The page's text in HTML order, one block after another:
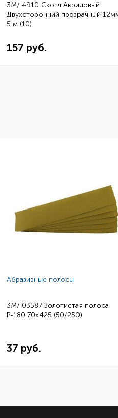
3M/ 4910 Скотч Акриловый
Двухсторонний прозрачный
5 м (10)
157 руб.
Абразивные полосы
3M/ 03587 Золотистая полоса
Р-180 70х425 (50/250)
37 руб.